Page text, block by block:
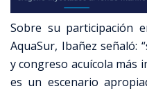
Sobre su participación
AquaSur, Ibañez señaló:
y congreso acuícola más
es un escenario